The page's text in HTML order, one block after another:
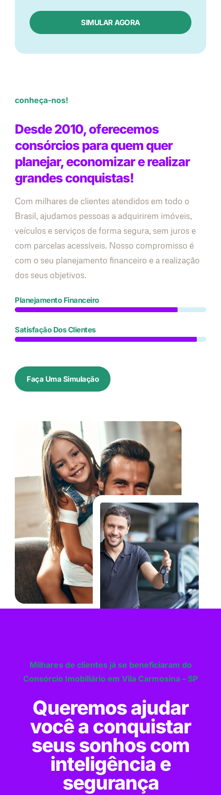
SIMULAR AGORA
conheça-nos!
Desde 2010, oferecemos
consórcios para quem quer
planejar, economizar e realizar
grandes conquistas!
Com milhares de clientes atendidos em todo o
Brasil, ajudamos pessoas a adquirirem imóveis,
veículos e serviços de forma segura, sem juros e
com parcelas acessíveis. Nosso compromisso é
com o seu planejamento financeiro e a realização
dos seus objetivos.
Planejamento Financeiro
Satisfação Dos Clientes
Faça Uma Simulação
Milhares de clientes já se beneficiaram do
Consórcio Imobiliário em Vila Carmosina – SP
Queremos ajudar
você a conquistar
seus sonhos com
inteligência e
segurança